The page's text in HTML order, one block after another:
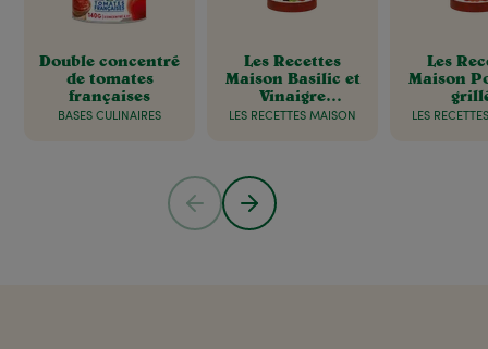
Double concentré
de tomates
françaises
BASES CULINAIRES
Les Recettes
Maison Basilic et
Vinaigre
balsamique de
LES RECETTES MAISON
Les
Maison
LES